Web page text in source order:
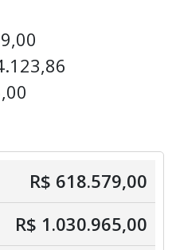
R$ 618.579,00
R$ 1.030.965,00